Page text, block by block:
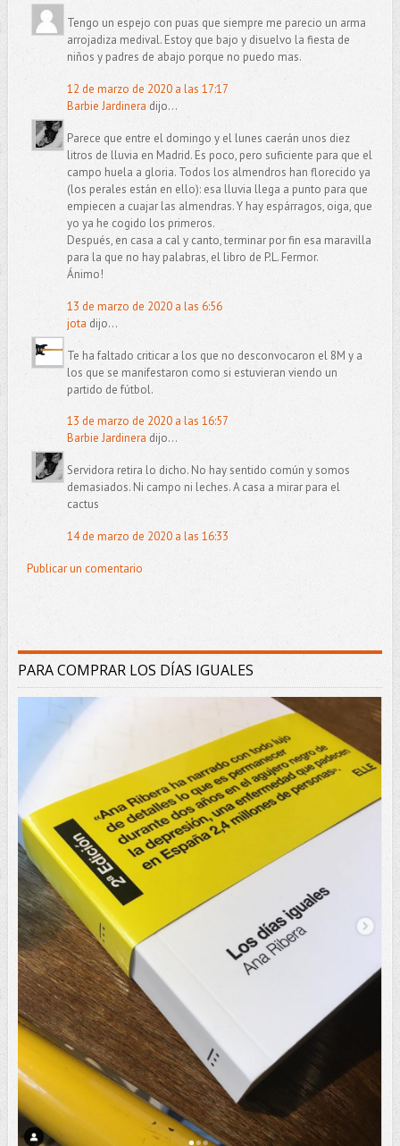
Tengo un espejo con puas que siempre me parecio un arma
arrojadiza medival. Estoy que bajo y disuelvo la fiesta de
niños y padres de abajo porque no puedo mas.
12 de marzo de 2020 a las 17:17
Barbie Jardinera dijo...
Parece que entre el domingo y el lunes caerán unos diez
litros de lluvia en Madrid. Es poco, pero suficiente para que el
campo huela a gloria. Todos los almendros han florecido ya
(los perales están en ello): esa lluvia llega a punto para que
empiecen a cuajar las almendras. Y hay espárragos, oiga, que
yo ya he cogido los primeros.
Después, en casa a cal y canto, terminar por fin esa maravilla
para la que no hay palabras, el libro de P.L. Fermor.
Ánimo!
13 de marzo de 2020 a las 6:56
jota dijo...
Te ha faltado criticar a los que no desconvocaron el 8M y a
los que se manifestaron como si estuvieran viendo un
partido de fútbol.
13 de marzo de 2020 a las 16:57
Barbie Jardinera dijo...
Servidora retira lo dicho. No hay sentido común y somos
demasiados. Ni campo ni leches. A casa a mirar para el
cactus
14 de marzo de 2020 a las 16:33
Publicar un comentario
PARA COMPRAR LOS DÍAS IGUALES